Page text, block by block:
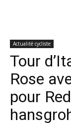
Actualité cycliste
Tour
Rose
pour